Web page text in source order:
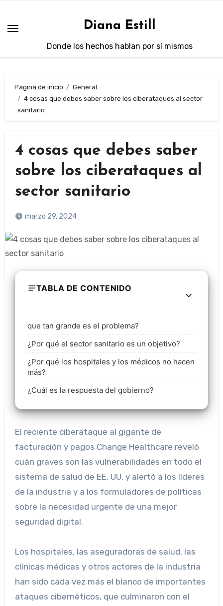
contenido
Diana Estill
Donde los hechos hablan por sí mismos
Página de inicio
General
4 cosas que debes saber sobre los ciberataques al sector
sanitario
4 cosas que debes saber
sobre los ciberataques al
sector sanitario
marzo 29, 2024
TABLA DE CONTENIDO
que tan grande es el problema?
¿Por qué el sector sanitario es un objetivo?
¿Por qué los hospitales y los médicos no hacen
más?
¿Cuál es la respuesta del gobierno?
El reciente ciberataque al gigante de
facturación y pagos Change Healthcare reveló
cuán graves son las vulnerabilidades en todo el
sistema de salud de EE. UU. y alertó a los líderes
de la industria y a los formuladores de políticas
sobre la necesidad urgente de una mejor
seguridad digital.
Los hospitales, las aseguradoras de salud, las
clínicas médicas y otros actores de la industria
han sido cada vez más el blanco de importantes
ataques cibernéticos, que culminaron con el